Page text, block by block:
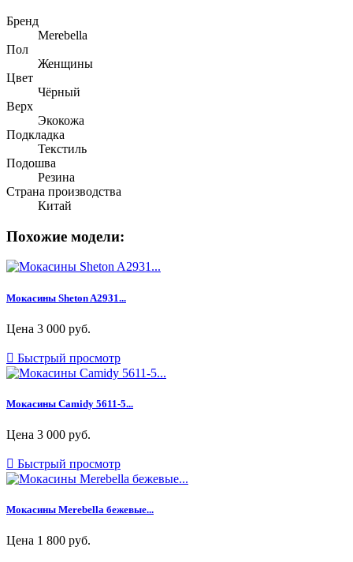
Бренд
Merebella
Пол
Женщины
Цвет
Чёрный
Верх
Экокожа
Подкладка
Текстиль
Подошва
Резина
Страна производства
Китай
Похожие модели:
Мокасины Sheton A2931...
Цена 3 000 руб.
 Быстрый просмотр
Мокасины Camidy 5611-5...
Цена 3 000 руб.
 Быстрый просмотр
Мокасины Merebella бежевые...
Цена 1 800 руб.